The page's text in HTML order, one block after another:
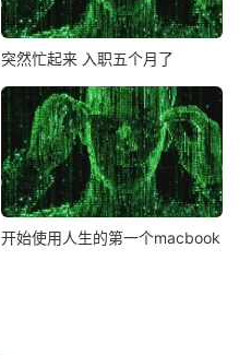
突然忙起来 入职五个月了
开始使用人生的第一个macbook